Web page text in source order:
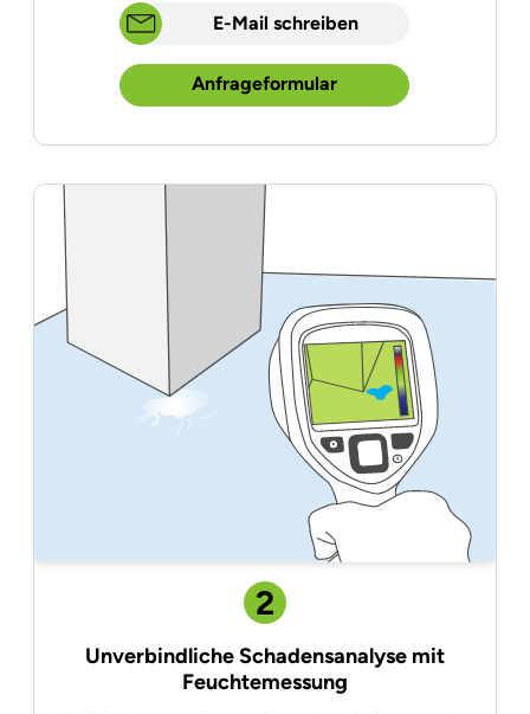
E-Mail schreiben
Anfrageformular
2
Unverbindliche Schadensanalyse mit
Feuchtemessung